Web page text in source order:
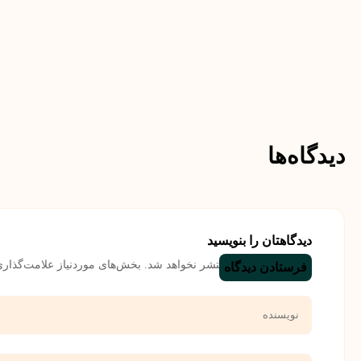
دیدگاه‌ها
دیدگاهتان را بنویسید
نشانی ایمیل شما منتشر نخواهد شد. بخش‌های موردنیاز